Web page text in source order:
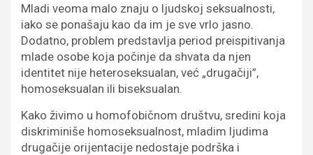
Mladi veoma malo znaju o ljudskoj seksualnosti,
iako se ponašaju kao da im je sve vrlo jasno.
Dodatno, problem predstavlja period preispitivanja
mlade osobe koja počinje da shvata da njen
identitet nije heteroseksualan, već „drugačiji”,
homoseksualan ili biseksualan.
Kako živimo u homofobičnom društvu, sredini koja
diskriminiše homoseksualnost, mladim ljudima
drugačije orijentacije nedostaje podrška i